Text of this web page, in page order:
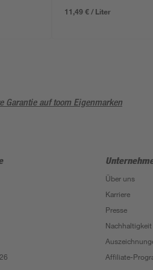
11,49 € / Liter
Garantie auf toom Eigenmarken
Über uns
Karriere
Presse
Nachhaltigkeit
Affiliate-